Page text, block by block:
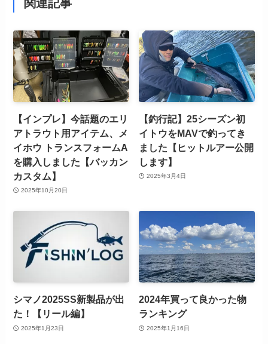
関連記事
【インプレ】今話題のエリ
アトラウト用アイテム、メ
イホウ トランスフォームA
を購入しました【バッカン
カスタム】
2025年10月20日
【釣行記】25シーズン初
イトウをMAVで釣ってき
ました【ヒットルアー公開
します】
2025年3月4日
シマノ2025SS新製品が出
た！【リール編】
2025年1月23日
2024年買って良かった物
ランキング
2025年1月16日